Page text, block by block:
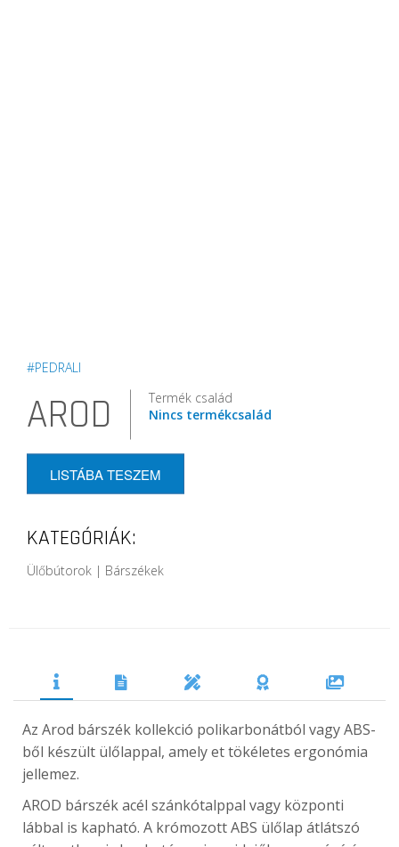
#PEDRALI
AROD
Termék család
Nincs termékcsalád
LISTÁBA TESZEM
KATEGÓRIÁK:
Ülőbútorok | Bárszékek
Az Arod bárszék kollekció polikarbonátból vagy ABS-
ből készült ülőlappal, amely et tökéletes ergonómia
jellemez.
AROD bárszék acél szánkótalppal vagy központi
lábbal is kapható. A krómozott ABS ülőlap átlátszó